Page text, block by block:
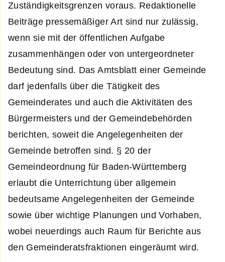
Zuständigkeitsgrenzen voraus. Redaktionelle
Beiträge pressemäßiger Art sind nur zulässig,
wenn sie mit der öffentlichen Aufgabe
zusammenhängen oder von untergeordneter
Bedeutung sind. Das Amtsblatt einer Gemeinde
darf jedenfalls über die Tätigkeit des
Gemeinderates und auch die Aktivitäten des
Bürgermeisters und der Gemeindebehörden
berichten, soweit die Angelegenheiten der
Gemeinde betroffen sind. § 20 der
Gemeindeordnung für Baden-Württemberg
erlaubt die Unterrichtung über allgemein
bedeutsame Angelegenheiten der Gemeinde
sowie über wichtige Planungen und Vorhaben,
wobei neuerdings auch Raum für Berichte aus
den Gemeinderatsfraktionen eingeräumt wird.